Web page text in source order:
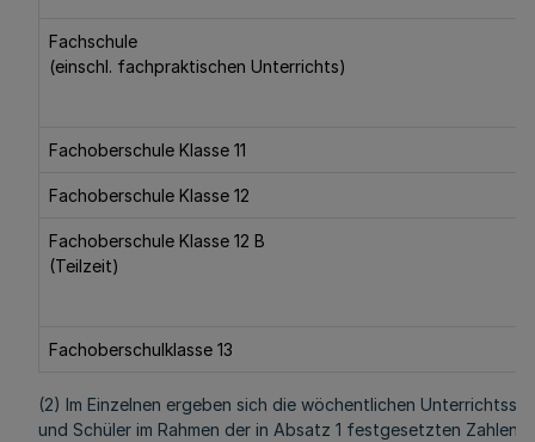
Fachschule
(einschl. fachpraktischen Unterrichts)
Fachoberschule Klasse 11
Fachoberschule Klasse 12
Fachoberschule Klasse 12 B
(Teilzeit)
Fachoberschulklasse 13
(2) Im Einzelnen ergeben sich die wöchentlichen
und Schüler im Rahmen der in Absatz 1 festgesetzten Zahlen